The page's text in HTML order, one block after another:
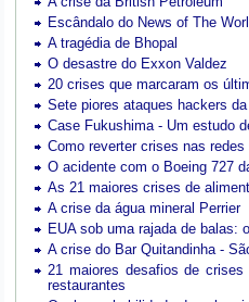
Escândalo do News of The
A tragédia de Bhopal
O desastre do Exxon Valdez
20 crises que marcaram os
Sete piores ataques hackers
Case Fukushima - Um estudo
Como reverter crises nas redes
O acidente com o Boeing 727
As 21 maiores crises de
A crise da água mineral Perrier
EUA sob uma rajada de balas:
A crise do Bar Quitandinha -
21 maiores desafios de
restaurantes